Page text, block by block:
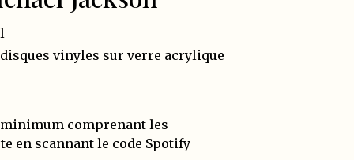
vinyles sur verre acrylique
comprenant les
en scannant le code Spotify